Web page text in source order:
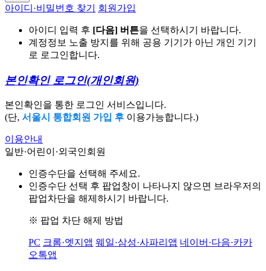
아이디·비밀번호 찾기 회원가입
아이디 입력 후 [다음] 버튼을 선택하시기 바랍니다.
계정정보 노출 방지를 위해 공용 기기가 아닌 개인 기기
로 로그인합니다.
본인확인 로그인(개인회원)
본인확인을 통한 로그인 서비스입니다.
(단, 서울시 통합회원 가입 후 이용가능합니다.)
이용안내
일반·어린이·외국인회원
인증수단을 선택해 주세요.
인증수단 선택 후 팝업창이 나타나지 않으면 브라우저의
팝업차단을 해제하시기 바랍니다.
※ 팝업 차단 해제 방법
PC 크롬·엣지앱 웨일·삼성·사파리앱 네이버·다음·카카
오톡앱